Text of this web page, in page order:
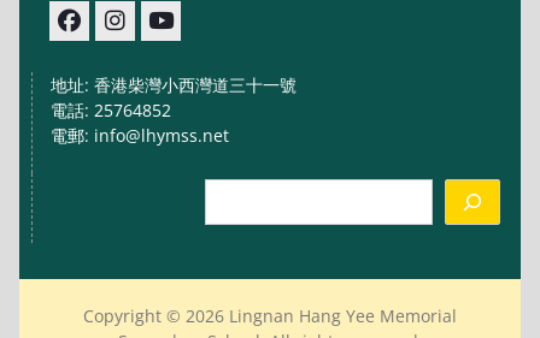
地址: 香港柴灣小西灣道三十一號
電話: 25764852
電郵: info@lhymss.net
Copyright © 2026 Lingnan Hang Yee Memorial